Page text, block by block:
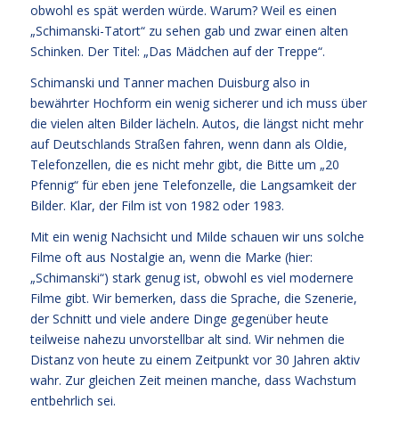
obwohl es spät werden würde. Warum? Weil es einen
„Schimanski-Tatort“ zu sehen gab und zwar einen alten
Schinken. Der Titel: „Das Mädchen auf der Treppe“.
Schimanski und Tanner machen Duisburg also in
bewährter Hochform ein wenig sicherer und ich muss über
die vielen alten Bilder lächeln. Autos, die längst nicht mehr
auf Deutschlands Straßen fahren, wenn dann als Oldie,
Telefonzellen, die es nicht mehr gibt, die Bitte um „20
Pfennig“ für eben jene Telefonzelle, die Langsamkeit der
Bilder. Klar, der Film ist von 1982 oder 1983.
Mit ein wenig Nachsicht und Milde schauen wir uns solche
Filme oft aus Nostalgie an, wenn die Marke (hier:
„Schimanski“) stark genug ist, obwohl es viel modernere
Filme gibt. Wir bemerken, dass die Sprache, die Szenerie,
der Schnitt und viele andere Dinge gegenüber heute
teilweise nahezu unvorstellbar alt sind. Wir nehmen die
Distanz von heute zu einem Zeitpunkt vor 30 Jahren aktiv
wahr. Zur gleichen Zeit meinen manche, dass Wachstum
entbehrlich sei.